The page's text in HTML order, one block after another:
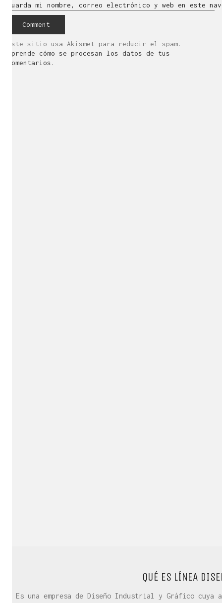
Guarda mi nombre, correo electrónico y web en este
Este sitio usa Akismet para reducir el spam.
Aprende cómo se procesan los datos de tus
comentarios.
QUÉ ES LÍNEA
Es una empresa de Diseño Industrial y Gráfico